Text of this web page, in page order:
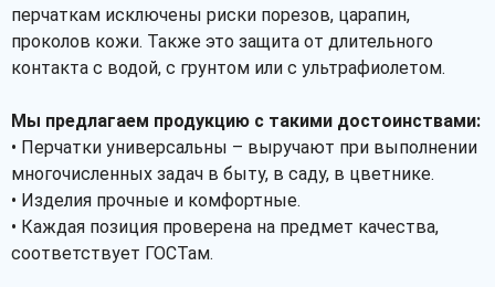
перчаткам исключены риски порезов, царапин,
проколов кожи. Также это защита от длительного
контакта с водой, с грунтом или с ультрафиолетом.
Мы предлагаем продукцию с такими достоинствами:
• Перчатки универсальны – выручают при выполнении
многочисленных задач в быту, в саду, в цветнике.
• Изделия прочные и комфортные.
• Каждая позиция проверена на предмет качества,
соответствует ГОСТам.